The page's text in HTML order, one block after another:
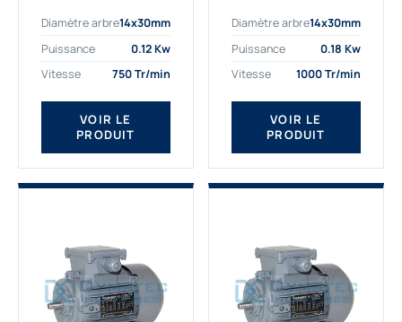
kw. Dymatec Industries
vous propose le moteur
moteur de
qualité Gamak...
Diamètre arbre14x30mm
Puissance
0.12 Kw
Vitesse
750 Tr/min
VOIR LE
PRODUIT
aux applications
sévères. Nous
assemblons et
fournissons des
moteurs asynchrones
depuis de
nombreuses...
Diamètre arbre14x30mm
Puissance
0.18 Kw
Vitesse
1000 Tr/min
VOIR LE
PRODUIT